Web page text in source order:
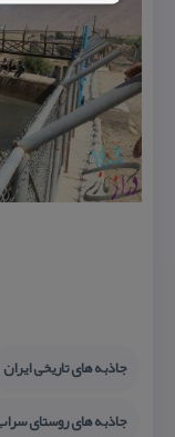
جاذبه های تاریخی ایران
جاذبه های روستای